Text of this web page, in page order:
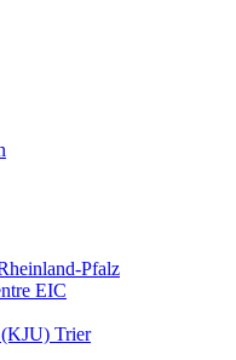
Pfalz
EIC
Trier